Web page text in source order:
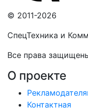
© 2011-2026
СпецТехника и
Все права
О проекте
Контактная